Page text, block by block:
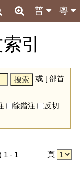
粵
普
引
或 [ 部首
徐鍇注
反切
1 - 1 頁